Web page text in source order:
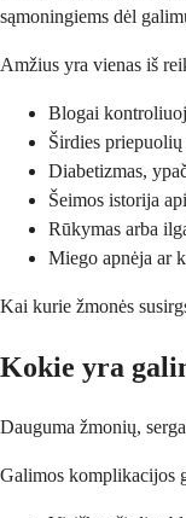
sąmoningiems dėl
Amžius yra vienas iš
Blogai
Širdies
Diabetizmas,
Šeimos istorija
Rūkymas arba
Miego apnėja ar
Kai kurie žmonės
Kokie yra
Dauguma žmonių,
Galimos komplikacijos